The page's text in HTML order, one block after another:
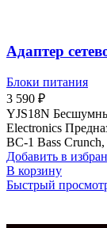
Адаптер
Блоки питания
3 590 ₽
YJS18N
Electronics
BC-1 Bass
Добавить в
В корзину
Быстрый